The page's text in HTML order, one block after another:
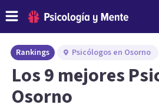
Rankings Psicólogos en Osorno
Los 9 mejores
Osorno